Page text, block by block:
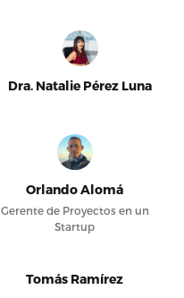
Dra. Natalie Pérez Luna
Orlando Alomá
Gerente de Proyectos en un
Startup
Tomás Ramírez